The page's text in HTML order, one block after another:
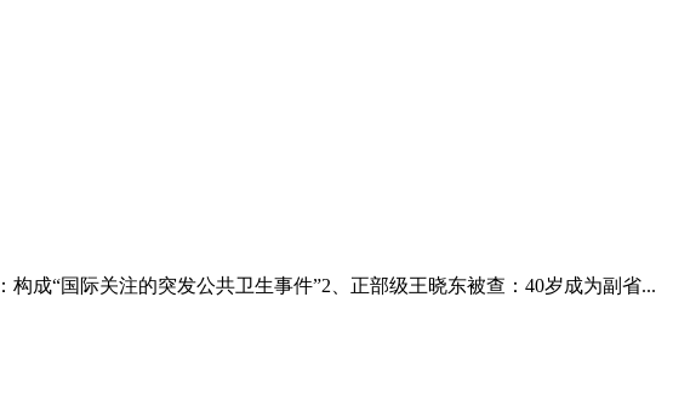
成“国际关注的突发公共卫生事件”2、正部级王晓东被查：40岁成为副省...